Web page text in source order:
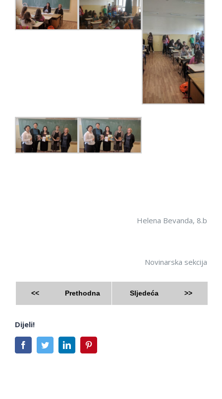
Helena Bevanda, 8.b
Novinarska sekcija
<< Prethodna Sljedeća >>
Dijeli!
FacebookTwitterLinkedIn